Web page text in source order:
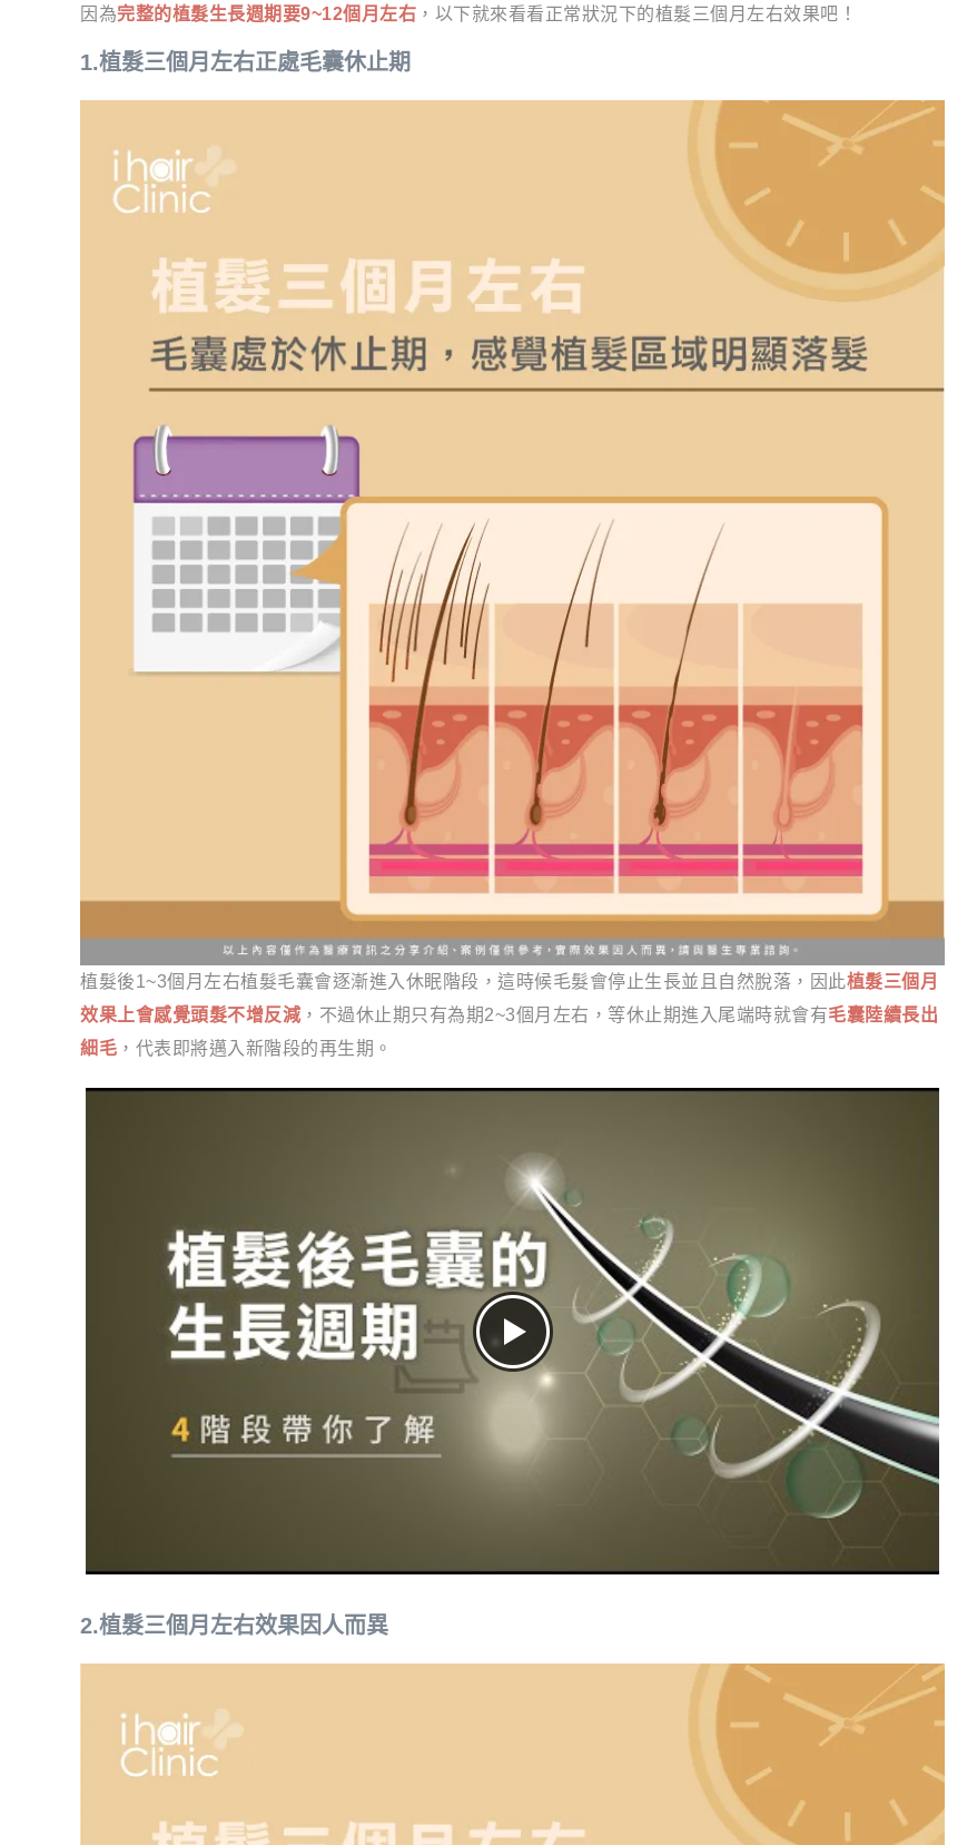
因為完整的植髮生長週期要9~12個月左右 ，以下就來看看正常狀況下的植髮三個月左右效果吧！
1.植髮三個月左右正處毛囊休止期
植髮後1~3個月左右植髮毛囊會逐漸進入休眠階段，這時候毛髮會停止生長並且自然脫落，因此植髮三個月
效果上會感覺頭髮不增反減，不過休止期只有為期2~3個月左右，等休止期進入尾端時就會有毛囊陸續長出
細毛 ，代表即將邁入新階段的再生期。
2.植髮三個月左右效果因人而異